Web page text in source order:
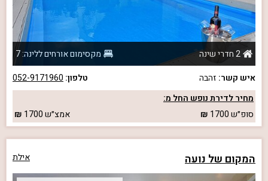
2 חדרי שינה
מקסימום אורחים ללינה: 7
איש קשר: זהבה טלפון: 052-9171960
מחיר לדירת נופש החל מ:
סופ״ש1700 אמצ״ש1700
המקום של נועה אילת